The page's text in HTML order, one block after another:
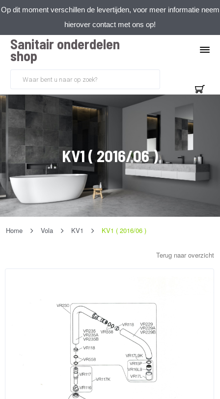
Op dit moment verschillen de levertijden, voor meer informatie neem
hierover contact met ons op!
Sanitair onderdelen
shop
KV1 ( 2016/06 )
Home Vola KV1 KV1 ( 2016/06 )
Terug naar overzicht